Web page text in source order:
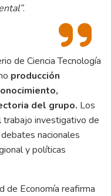
.
de Ciencia Tecnología
producción
del grupo. Los
trabajo investigativo de
nacionales
y políticas
de Economía reafirma